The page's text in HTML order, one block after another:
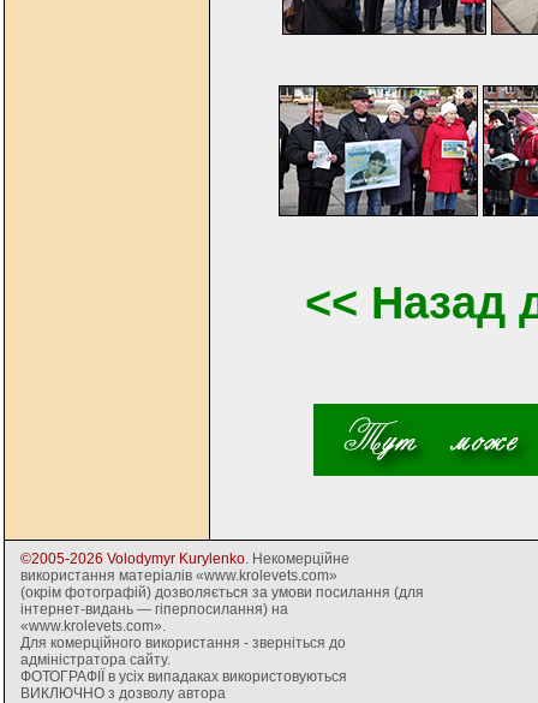
<< Назад
©2005-2026 Volodymyr Kurylenko . Некомерційне
використання матеріалів «www.krolevets.com»
(окрім фотографій) дозволяється за умови посилання (для
інтернет-видань — гіперпосилання) на
«www.krolevets.com».
Для комерційного використання - зверніться до
адміністратора сайту.
ФОТОГРАФІЇ в усіх випадаках використовуються
ВИКЛЮЧНО з дозволу автора